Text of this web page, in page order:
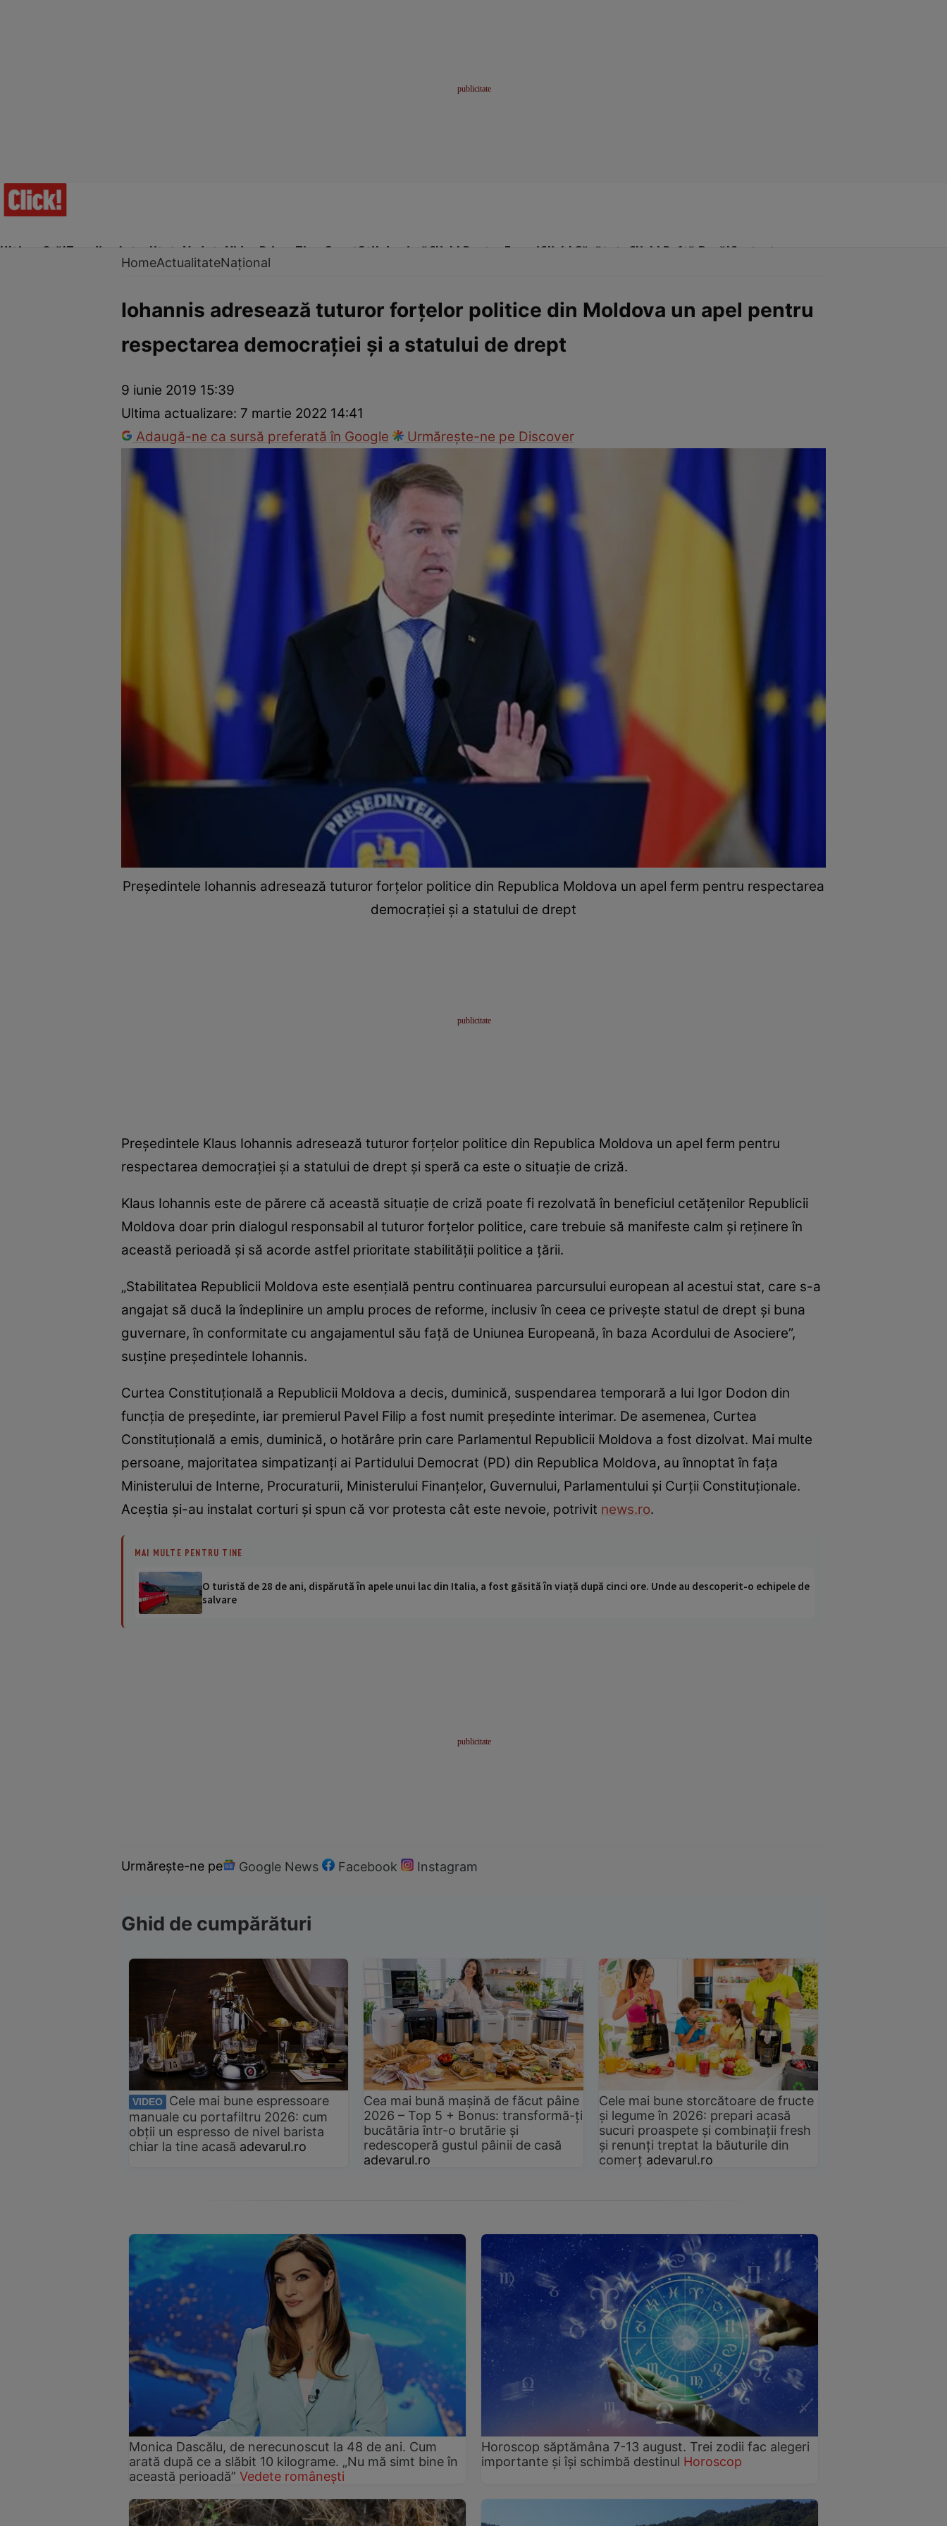
Ultima Oră!Trending Actualitate Vedete Video Prime Time SportStil de viațăClick! Pentru FemeiClick! Sănătate Click! Poftă Bună!Contact
InternaționalFapt diversTehnologieNaționalSport
HomeActualitateNațional
Iohannis adresează tuturor forţelor politice din Moldova un apel pentru
respectarea democraţiei şi a statului de drept
9 iunie 2019 15:39
Ultima actualizare: 7 martie 2022 14:41
Adaugă-ne ca sursă preferată în Google
Urmărește-ne pe Discover
Preşedintele Iohannis adresează tuturor forţelor politice din Republica Moldova un apel ferm pentru respectarea
democraţiei şi a statului de drept
Preşedintele Klaus Iohannis adresează tuturor forţelor politice din Republica Moldova un apel ferm pentru
respectarea democraţiei şi a statului de drept și speră ca este o situație de criză.
Klaus Iohannis este de părere că această situaţie de criză poate fi rezolvată în beneficiul cetăţenilor Republicii
Moldova doar prin dialogul responsabil al tuturor forţelor politice, care trebuie să manifeste calm şi reţinere în
această perioadă şi să acorde astfel prioritate stabilităţii politice a ţării.
„Stabilitatea Republicii Moldova este esenţială pentru continuarea parcursului european al acestui stat, care s-a
angajat să ducă la îndeplinire un amplu proces de reforme, inclusiv în ceea ce priveşte statul de drept şi buna
guvernare, în conformitate cu angajamentul său faţă de Uniunea Europeană, în baza Acordului de Asociere”,
susţine preşedintele Iohannis.
Curtea Constituţională a Republicii Moldova a decis, duminică, suspendarea temporară a lui Igor Dodon din
funcţia de preşedinte, iar premierul Pavel Filip a fost numit preşedinte interimar. De asemenea, Curtea
Constituţională a emis, duminică, o hotărâre prin care Parlamentul Republicii Moldova a fost dizolvat. Mai multe
persoane, majoritatea simpatizanţi ai Partidului Democrat (PD) din Republica Moldova, au înnoptat în faţa
Ministerului de Interne, Procuraturii, Ministerului Finanţelor, Guvernului, Parlamentului şi Curţii Constituţionale.
Aceştia şi-au instalat corturi şi spun că vor protesta cât este nevoie, potrivit news.ro.
MAI MULTE PENTRU TINE
O turistă de 28 de ani, dispărută în apele unui lac din Italia, a fost găsită în viață după cinci ore. Unde au descoperit-o echipele de
salvare
Urmărește-ne pe Google News Facebook Instagram
Ghid de cumpărături
VIDEO
Cele mai bune espressoare
manuale cu portafiltru 2026: cum
obții un espresso de nivel barista
chiar la tine acasă adevarul.ro
Cea mai bună mașină de făcut pâine
2026 – Top 5 + Bonus: transformă-ți
bucătăria într-o brutărie și
redescoperă gustul pâinii de casă
adevarul.ro
Cele mai bune storcătoare de fructe
și legume în 2026: prepari acasă
sucuri proaspete și combinații fresh
și renunți treptat la băuturile din
comerț adevarul.ro
Monica Dascălu, de nerecunoscut la 48 de ani. Cum
arată după ce a slăbit 10 kilograme. „Nu mă simt bine în
această perioadă” Vedete românești
Horoscop săptămâna 7-13 august. Trei zodii fac alegeri
importante și își schimbă destinul Horoscop